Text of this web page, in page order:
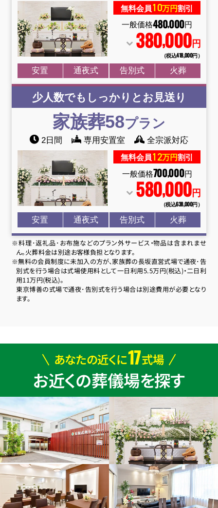
無料会員10万円割引
一般価格480,000円
380,000円
（税込418,000円）
安置 通夜式 告別式 火葬
少人数でもしっかりとお見送り
家族葬58プラン
2日間 専用安置室 全宗派対応
無料会員12万円割引
一般価格700,000円
580,000円
（税込638,000円）
安置 通夜式 告別式 火葬
※料理･返礼品･お布施などのプラン外サービス・物品は含まれませ
ん。火葬料金は別途お客様負担となります。
※無料の会員制度に未加入の方が、家族葬の長坂直営式場で通夜･告
別式を行う場合は式場使用料として一日利用5.5万円(税込)・二日利
用11万円(税込)。
東京博善の式場で通夜･告別式を行う場合は別途費用が必要となり
ます。
あなたの近くに17式場
お近くの葬儀場を探す